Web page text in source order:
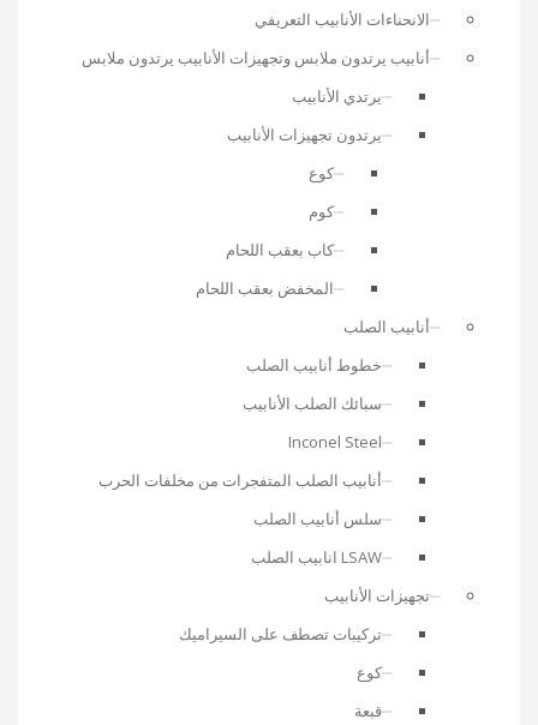
الانحناءات الأنابيب التعريفي
أنابيب يرتدون ملابس وتجهيزات الأنابيب يرتدون ملابس
يرتدي الأنابيب
يرتدون تجهيزات الأنابيب
كوع
كوم
كاب بعقب اللحام
المخفض بعقب اللحام
أنابيب الصلب
خطوط أنابيب الصلب
سبائك الصلب الأنابيب
Inconel Steel
أنابيب الصلب المتفجرات من مخلفات الحرب
سلس أنابيب الصلب
LSAW انابيب الصلب
تجهيزات الأنابيب
تركيبات تصطف على السيراميك
كوع
قبعة